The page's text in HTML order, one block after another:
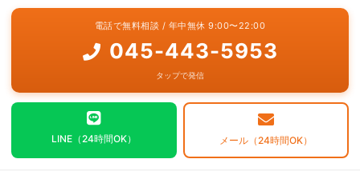
電話で無料相談 / 年中無休 9:00〜22:00
045-443-5953
タップで発信
LINE（24時間OK） メール（24時間OK）